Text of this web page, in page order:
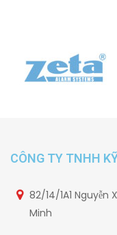
CÔNG TY TNHH
82/14/1A1 Nguyễn
Minh